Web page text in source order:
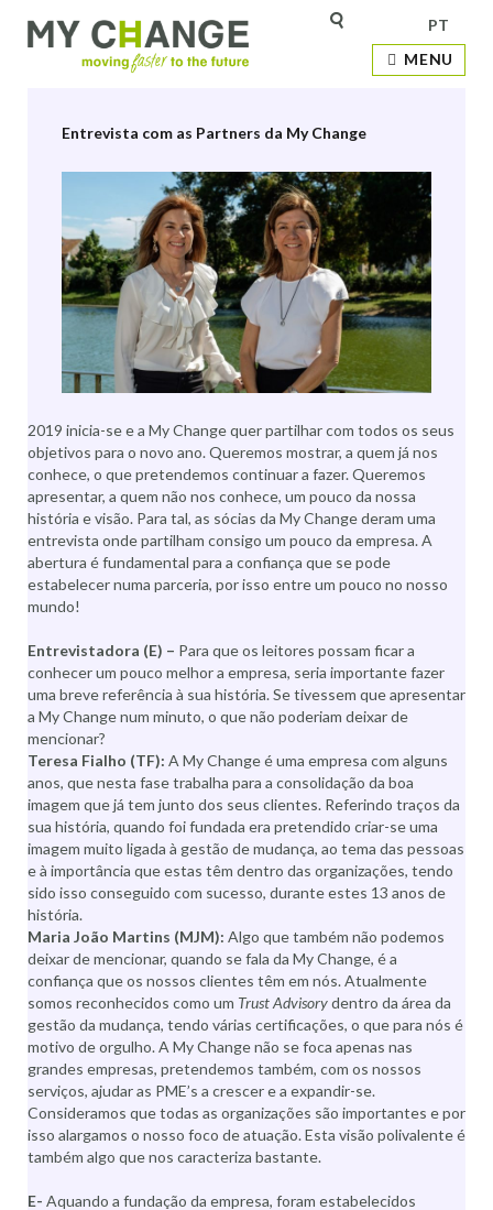
MENU
PT
Etiqueta:Maria João Martins
Entrevista com as Partners da My Change
2019 inicia-se e a My Change quer partilhar com todos os seus
objetivos para o novo ano. Queremos mostrar, a quem já nos
conhece, o que pretendemos continuar a fazer. Queremos
apresentar, a quem não nos conhece, um pouco da nossa
história e visão. Para tal, as sócias da My Change deram uma
entrevista onde partilham consigo um pouco da empresa. A
abertura é fundamental para a confiança que se pode
estabelecer numa parceria, por isso entre um pouco no nosso
mundo!
Entrevistadora (E) – Para que os leitores possam ficar a
conhecer um pouco melhor a empresa, seria importante fazer
uma breve referência à sua história. Se tivessem que apresentar
a My Change num minuto, o que não poderiam deixar de
mencionar?
Teresa Fialho (TF): A My Change é uma empresa com alguns
anos, que nesta fase trabalha para a consolidação da boa
imagem que já tem junto dos seus clientes. Referindo traços da
sua história, quando foi fundada era pretendido criar-se uma
imagem muito ligada à gestão de mudança, ao tema das pessoas
e à importância que estas têm dentro das organizações, tendo
sido isso conseguido com sucesso, durante estes 13 anos de
história.
Maria João Martins (MJM): Algo que também não podemos
deixar de mencionar, quando se fala da My Change, é a
confiança que os nossos clientes têm em nós. Atualmente
somos reconhecidos como um Trust Advisorydentro da área da
gestão da mudança, tendo várias certificações, o que para nós é
motivo de orgulho. A My Change não se foca apenas nas
grandes empresas, pretendemos também, com os nossos
serviços, ajudar as PME’s a crescer e a expandir-se.
Consideramos que todas as organizações são importantes e por
isso alargamos o nosso foco de atuação. Esta visão polivalente é
também algo que nos caracteriza bastante.
E- Aquando a fundação da empresa, foram estabelecidos